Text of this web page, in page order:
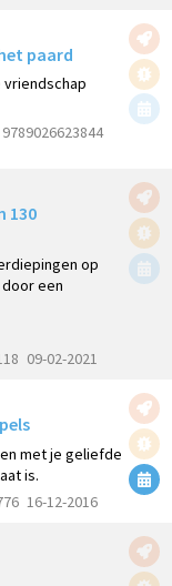
paard
9789026623844
130
op
een
09-02-2021
met je geliefde
is.
16-12-2016